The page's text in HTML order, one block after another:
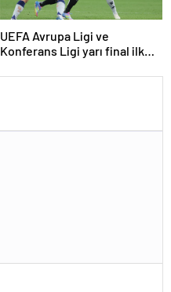
UEFA Avrupa Ligi ve
Konferans Ligi yarı final ilk